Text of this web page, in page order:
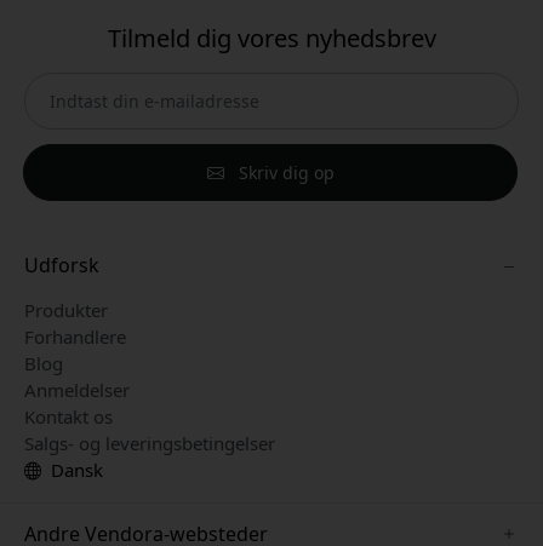
Tilmeld dig vores nyhedsbrev
Skriv dig op
Udforsk
Produkter
Forhandlere
Blog
Anmeldelser
Kontakt os
Salgs- og leveringsbetingelser
Dansk
Andre Vendora-websteder